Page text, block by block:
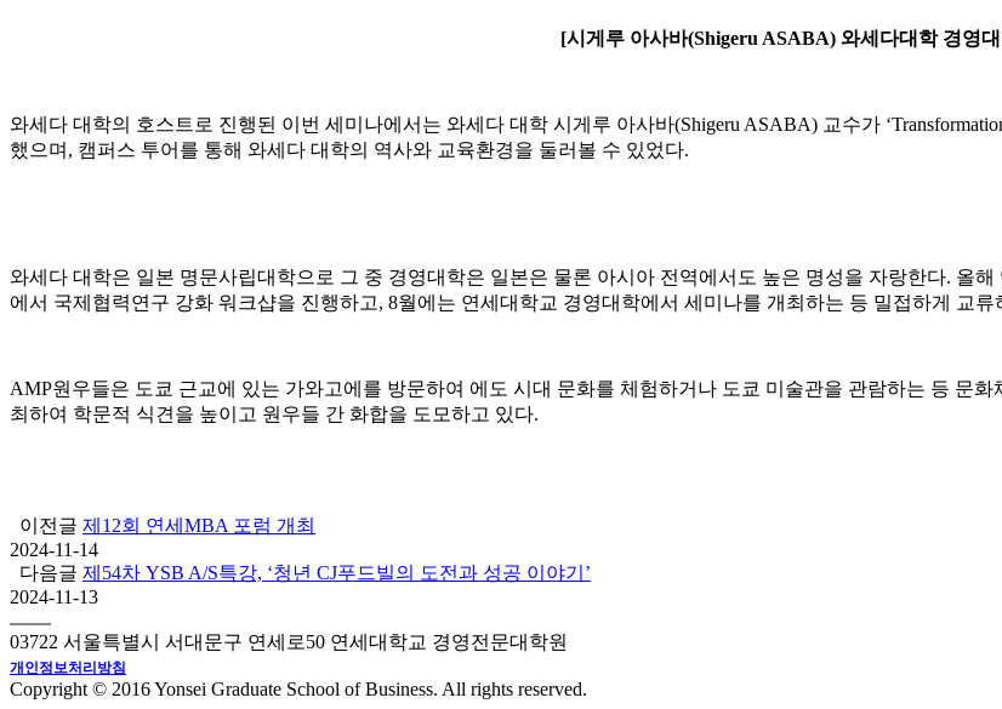
[시게루 아사바(Shigeru ASABA) 와세다대학 경영
와세다 대학의 호스트로 진행된 이번 세미나에서는 와세다 대학 시게루 아사바(Shigeru ASABA) 교수가
했으며, 캠퍼스 투어를 통해 와세다 대학의 역사와 교육환경을 둘러볼 수 있었다.
와세다 대학은 일본 명문사립대학으로 그 중 경영대학은 일본은 물론 아시아 전역에서도 높은 명성을 자랑한다. 올
에서 국제협력연구 강화 워크샵을 진행하고, 8월에는 연세대학교 경영대학에서 세미나를 개최하는 등 밀접하게 교
AMP원우들은 도쿄 근교에 있는 가와고에를 방문하여 에도 시대 문화를 체험하거나 도쿄 미술관을 관람하는 등 문
최하여 학문적 식견을 높이고 원우들 간 화합을 도모하고 있다.
이전글 제12회 연세MBA 포럼 개최
2024-11-14
다음글 제54차 YSB A/S특강, ‘청년 CJ푸드빌의 도전과 성공 이야기’
2024-11-13
03722 서울특별시 서대문구 연세로50 연세대학교 경영전문대학원
개인정보처리방침
Copyright © 2016 Yonsei Graduate School of Business. All rights reserved.